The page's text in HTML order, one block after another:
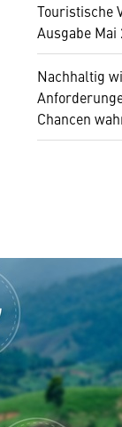
Touristische
Ausgabe Mai
Nachhaltig
Chancen